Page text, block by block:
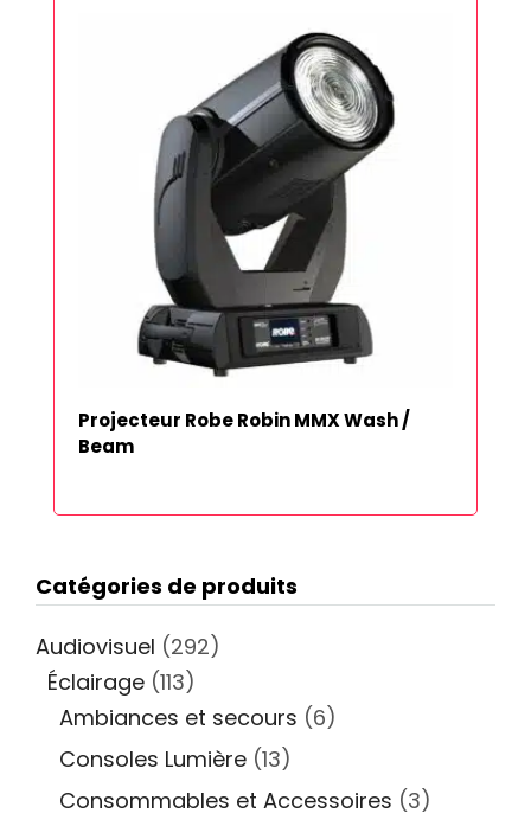
Projecteur Robe Robin MMX Wash /
Beam
Catégories de produits
Audiovisuel (292)
Éclairage (113)
Ambiances et secours (6)
Consoles Lumière (13)
Consommables et Accessoires (3)